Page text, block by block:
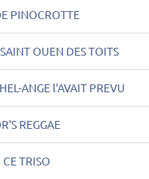
PINOCROTTE
OUEN DES TOITS
ANGE l'AVAIT PREVU
REGGAE
TRISO